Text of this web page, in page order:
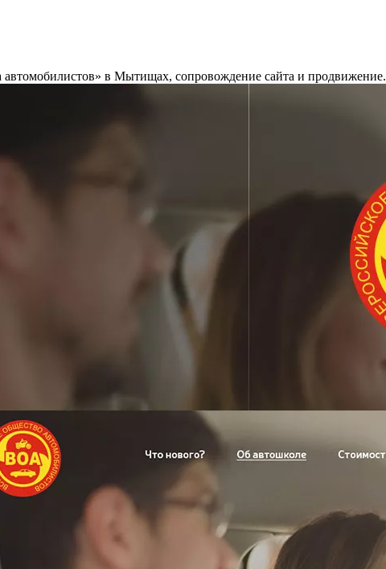
автомобилистов» в Мытищах, сопровождение сайта и продвижение.